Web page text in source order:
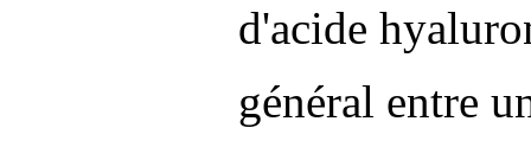
d'acide
général entre